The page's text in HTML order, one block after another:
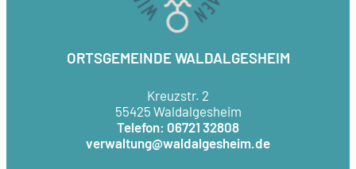
ORTSGEMEINDE WALDALGESHEIM
Kreuzstr. 2
55425 Waldalgesheim
Telefon: 06721 32808
verwaltung@waldalgesheim.de